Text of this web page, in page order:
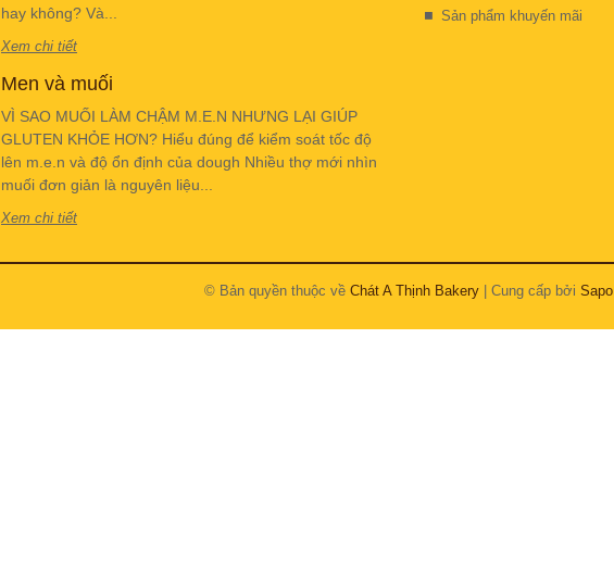
hay không? Và...
Xem chi tiết
Men và muối
VÌ SAO MUỐI LÀM CHẬM M.E.N NHƯNG LẠI GIÚP
GLUTEN KHỎE HƠN? Hiểu đúng để kiểm soát tốc độ
lên m.e.n và độ ổn định của dough Nhiều thợ mới nhìn
muối đơn giản là nguyên liệu...
Xem chi tiết
Sản phẩm khuyến mãi
© Bản quyền thuộc về Chát A Thịnh Bakery | Cung cấp bởi Sapo